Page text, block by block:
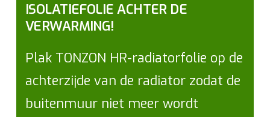
ISOLATIEFOLIE ACHTER DE
VERWARMING!
Plak TONZON HR-radiatorfolie op de
achterzijde van de radiator zodat de
buitenmuur niet meer wordt